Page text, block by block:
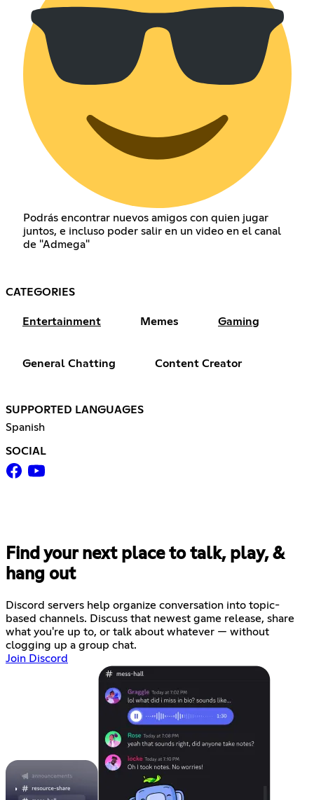
Podrás encontrar nuevos amigos con quien jugar
juntos, e incluso poder salir en un video en el canal
de "Admega"
CATEGORIES
Entertainment Memes Gaming
General Chatting Content Creator
SUPPORTED LANGUAGES
Spanish
SOCIAL
Find your next place to talk, play, &
hang out
Discord servers help organize conversation into topic-
based channels. Discuss that newest game release, share
what you're up to, or talk about whatever — without
clogging up a group chat.
Join Discord